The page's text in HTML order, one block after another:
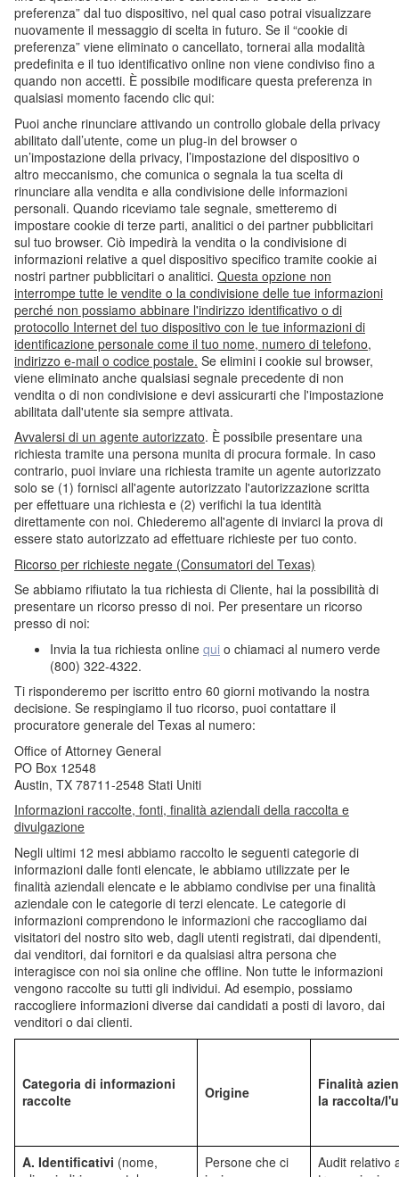
preferenza” dal tuo dispositivo, nel qual caso potrai visualizzare
nuovamente il messaggio di scelta in futuro. Se il “cookie di
preferenza” viene eliminato o cancellato, tornerai alla modalità
predefinita e il tuo identificativo online non viene condiviso fino a
quando non accetti. È possibile modificare questa preferenza in
qualsiasi momento facendo clic qui:
Puoi anche rinunciare attivando un controllo globale della privacy
abilitato dall’utente, come un plug-in del browser o
un’impostazione della privacy, l’impostazione del dispositivo o
altro meccanismo, che comunica o segnala la tua scelta di
rinunciare alla vendita e alla condivisione delle informazioni
personali. Quando riceviamo tale segnale, smetteremo di
impostare cookie di terze parti, analitici o dei partner pubblicitari
sul tuo browser. Ciò impedirà la vendita o la condivisione di
informazioni relative a quel dispositivo specifico tramite cookie ai
nostri partner pubblicitari o analitici. Questa opzione non
interrompe tutte le vendite o la condivisione delle tue informazioni
perché non possiamo abbinare l'indirizzo identificativo o di
protocollo Internet del tuo dispositivo con le tue informazioni di
identificazione personale come il tuo nome, numero di telefono,
indirizzo e-mail o codice postale. Se elimini i cookie sul browser,
viene eliminato anche qualsiasi segnale precedente di non
vendita o di non condivisione e devi assicurarti che l'impostazione
abilitata dall'utente sia sempre attivata.
Avvalersi di un agente autorizzato. È possibile presentare una
richiesta tramite una persona munita di procura formale. In caso
contrario, puoi inviare una richiesta tramite un agente autorizzato
solo se (1) fornisci all'agente autorizzato l'autorizzazione scritta
per effettuare una richiesta e (2) verifichi la tua identità
direttamente con noi. Chiederemo all'agente di inviarci la prova di
essere stato autorizzato ad effettuare richieste per tuo conto.
Ricorso per richieste negate (Consumatori del Texas)
Se abbiamo rifiutato la tua richiesta di Cliente, hai la possibilità di
presentare un ricorso presso di noi. Per presentare un ricorso
presso di noi:
Invia la tua richiesta online qui o chiamaci al numero verde
(800) 322-4322.
Ti risponderemo per iscritto entro 60 giorni motivando la nostra
decisione. Se respingiamo il tuo ricorso, puoi contattare il
procuratore generale del Texas al numero:
Office of Attorney General
PO Box 12548
Austin, TX 78711-2548 Stati Uniti
Informazioni raccolte, fonti, finalità aziendali della raccolta e
divulgazione
Negli ultimi 12 mesi abbiamo raccolto le seguenti categorie di
informazioni dalle fonti elencate, le abbiamo utilizzate per le
finalità aziendali elencate e le abbiamo condivise per una finalità
aziendale con le categorie di terzi elencate. Le categorie di
informazioni comprendono le informazioni che raccogliamo dai
visitatori del nostro sito web, dagli utenti registrati, dai dipendenti,
dai venditori, dai fornitori e da qualsiasi altra persona che
interagisce con noi sia online che offline. Non tutte le informazioni
vengono raccolte su tutti gli individui. Ad esempio, possiamo
raccogliere informazioni diverse dai candidati a posti di lavoro, dai
venditori o dai clienti.
Categoria di informazioni
raccolte
Origine
Finalità
la raccolta/
A. Identificativi (nome,
Persone che ci
Audit relativo